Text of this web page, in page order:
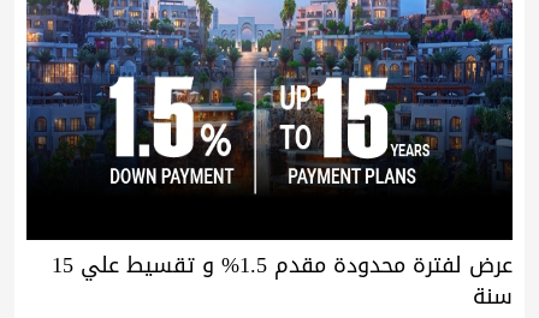
عرض لفترة محدودة مقدم 1.5% و تقسيط علي 15
سنة